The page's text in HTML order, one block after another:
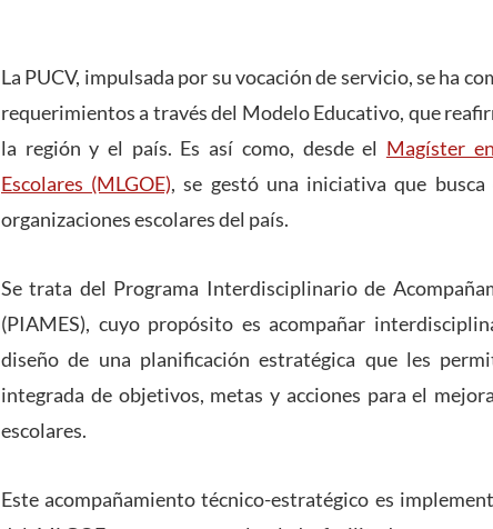
La PUCV, impulsada por su vocación de servicio, se ha
requerimientos a través del Modelo Educativo, que
la región y el país. Es así como, desde el Magíster
Escolares (MLGOE), se gestó una iniciativa que
organizaciones escolares del país.
Se trata del Programa Interdisciplinario de
(PIAMES), cuyo propósito es acompañar
diseño de una planificación estratégica que les
integrada de objetivos, metas y acciones para el
escolares.
Este acompañamiento técnico-estratégico es